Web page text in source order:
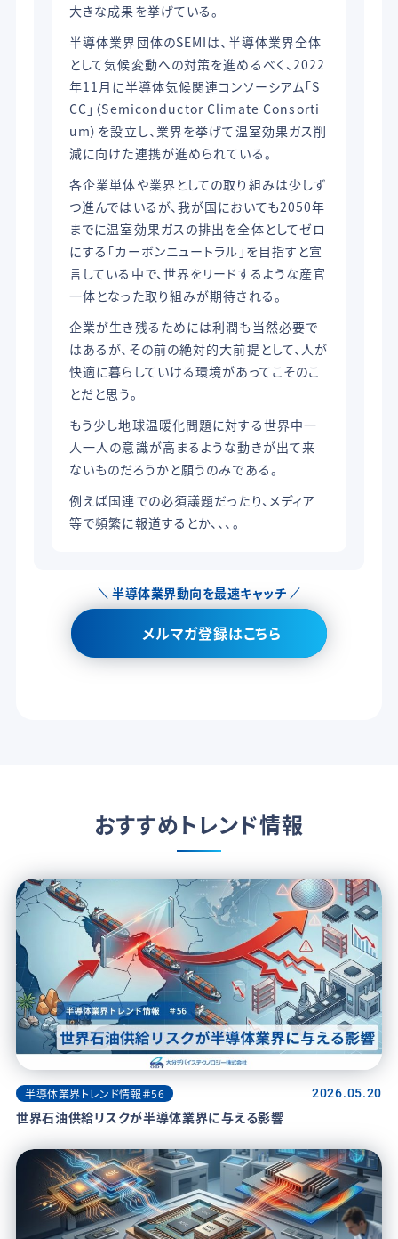
大きな成果を挙げている。
半導体業界団体のSEMIは、半導体業界全体
として気候変動への対策を進めるべく、2022
年11月に半導体気候関連コンソーシアム「S
CC」（Semiconductor Climate Consorti
um）を設立し、業界を挙げて温室効果ガス削
減に向けた連携が進められている。
各企業単体や業界としての取り組みは少しず
つ進んではいるが、我が国においても2050年
までに温室効果ガスの排出を全体としてゼロ
にする「カーボンニュートラル」を目指すと宣
言している中で、世界をリードするような産官
一体となった取り組みが期待される。
企業が生き残るためには利潤も当然必要で
はあるが、その前の絶対的大前提として、人が
快適に暮らしていける環境があってこそのこ
とだと思う。
もう少し地球温暖化問題に対する世界中一
人一人の意識が高まるような動きが出て来
ないものだろうかと願うのみである。
例えば国連での必須議題だったり、メディア
等で頻繁に報道するとか、、、。
半導体業界動向を最速キャッチ
メルマガ登録はこちら
おすすめトレンド情報
半導体業界トレンド情報＃56 2026.05.20
世界石油供給リスクが半導体業界に与える影響